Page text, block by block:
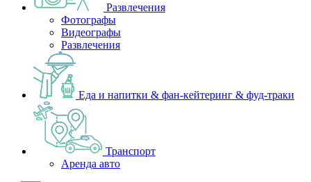
Развлечения
Фотографы
Видеографы
Развлечения
Еда и напитки & фан-кейтеринг & фуд-траки
Транспорт
Аренда авто